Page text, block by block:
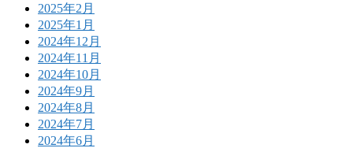
2025年2月
2025年1月
2024年12月
2024年11月
2024年10月
2024年9月
2024年8月
2024年7月
2024年6月